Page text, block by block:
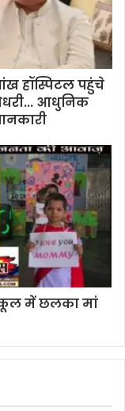
हॉस्पिटल पहुंचे
आधुनिक
में छलका मां